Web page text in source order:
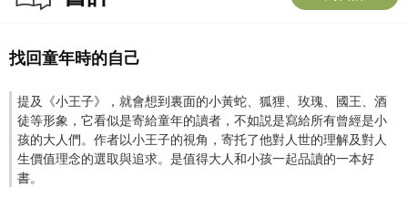
二十二 089
二十四 092
二十五 096
二十六 101
二十七 110
作者簡介
安東尼·德·聖-埃克蘇佩裏(Antoine de Saint-Exupéry，又譯聖艾修伯裏、聖埃克
找回童年時的自己
提及《小王子》，就會想到裏面的小黃蛇、狐狸、玫瑰、國王、酒
徒等形象，它看似是寄給童年的讀者，不如説是寫給所有曾經是小
孩的大人們。作者以小王子的視角，寄托了他對人世的理解及對人
生價值理念的選取與追求。是值得大人和小孩一起品讀的一本好
書。